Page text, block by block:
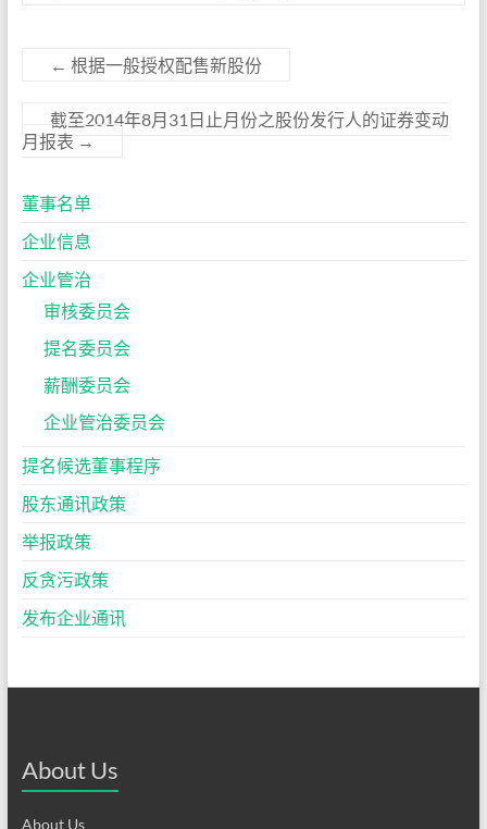
← 根据一般授权配售新股份
截至2014年8月31日止月份之股份发行人的证券变动
月报表 →
董事名单
企业信息
企业管治
审核委员会
提名委员会
薪酬委员会
企业管治委员会
提名候选董事程序
股东通讯政策
举报政策
反贪污政策
发布企业通讯
About Us
About Us